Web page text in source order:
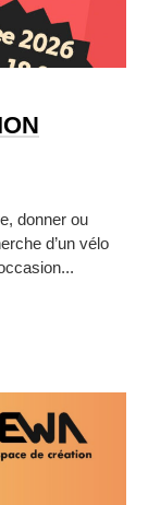
donner ou
d’un vélo